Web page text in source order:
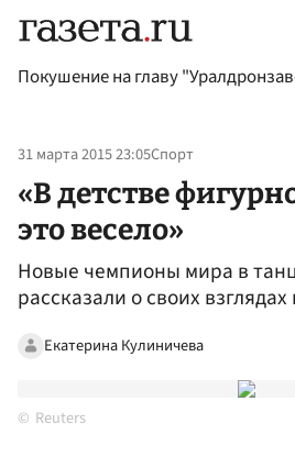
Покушение на главу
31 марта 2015 23:05Спорт
«В детстве
это весело»
Новые чемпионы мира в
рассказали о своих
Екатерина Кулиничева
Reuters